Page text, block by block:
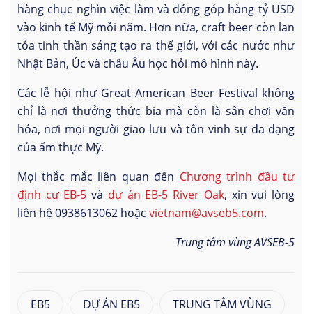
hàng chục nghìn việc làm và đóng góp hàng tỷ USD
vào kinh tế Mỹ mỗi năm. Hơn nữa, craft beer còn lan
tỏa tinh thần sáng tạo ra thế giới, với các nước như
Nhật Bản, Úc và châu Âu học hỏi mô hình này.
Các lễ hội như Great American Beer Festival không
chỉ là nơi thưởng thức bia mà còn là sân chơi văn
hóa, nơi mọi người giao lưu và tôn vinh sự đa dạng
của ẩm thực Mỹ.
Mọi thắc mắc liên quan đến Chương trình đầu tư
định cư EB-5 và dự án EB-5 River Oak, xin vui lòng
liên hệ 0938613062 hoặc vietnam@avseb5.com.
Trung tâm vùng AVSEB-5
EB5 DỰ ÁN EB5 TRUNG TÂM VÙNG